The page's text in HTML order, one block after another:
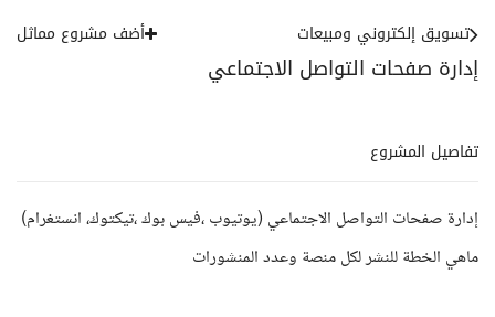
إدارة صفحات التواصل الاجتماعي
تسويق إلكتروني ومبيعات أضف مشروع مماثل
تفاصيل المشروع
إدارة صفحات التواصل الاجتماعي (يوتيوب ،فيس بوك ،تيكتوك، انستغرام)
ماهي الخطة للنشر لكل منصة وعدد المنشورات